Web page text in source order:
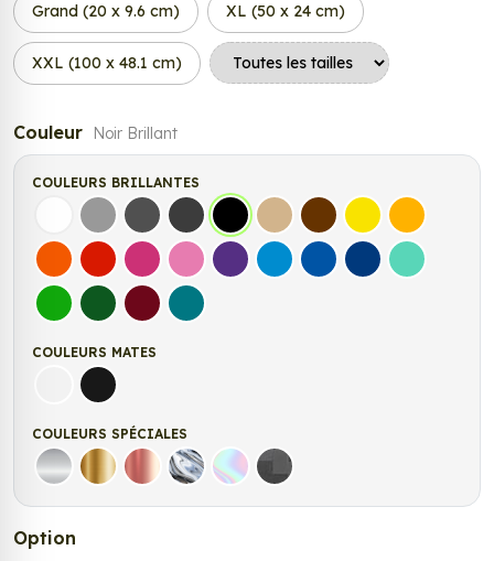
Grand (20 x 9.6 cm) XL (50 x 24 cm)
XXL (100 x 48.1 cm)
Couleur Noir Brillant
COULEURS BRILLANTES
Blanc Gris Gris FoncéGris Anthracite
Noir Beige Marron Jaune ClairJaune
OrangeRouge FuchsiaRose Violet Bleu clairBleu MoyenBleu FoncéBleu Vert
Vert clairVert FoncéBordeauxTurquoise
COULEURS MATES
Blanc matNoir Mat
COULEURS SPÉCIALES
Argent Or Rose Gold
ChromeHolographique
Carbone Noir
Option